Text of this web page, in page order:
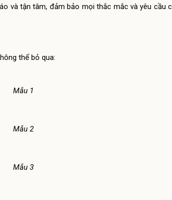
và tận tâm, đảm bảo mọi thắc mắc và yêu cầu
thể bỏ qua:
Mẫu 1
Mẫu 2
Mẫu 3